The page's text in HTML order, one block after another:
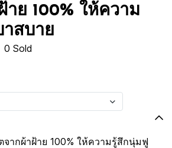
าย 100% ให้ความ
สบาย
0 Sold
ากผ้าฝ้าย 100% ให้ความรู้สึกนุ่มฟู